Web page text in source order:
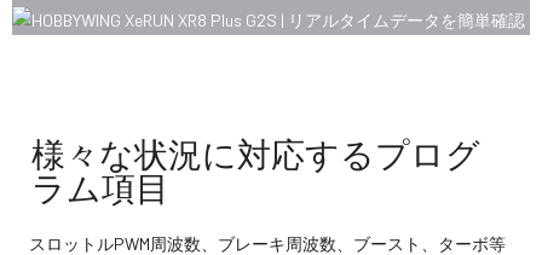
様々な状況に対応するプログ
ラム項目
スロットルPWM周波数、ブレーキ周波数、ブースト、ターボ等